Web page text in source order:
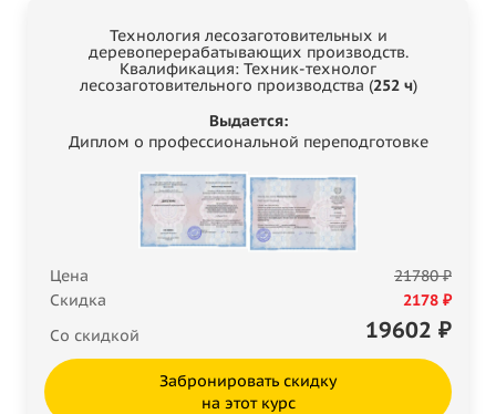
Технология лесозаготовительных и
деревоперерабатывающих производств.
Квалификация: Техник-технолог
лесозаготовительного производства (252 ч)
Выдается:
Диплом о профессиональной переподготовке
Цена
21780 ₽
Скидка
2178 ₽
Со скидкой
19602 ₽
Забронировать скидку
на этот курс